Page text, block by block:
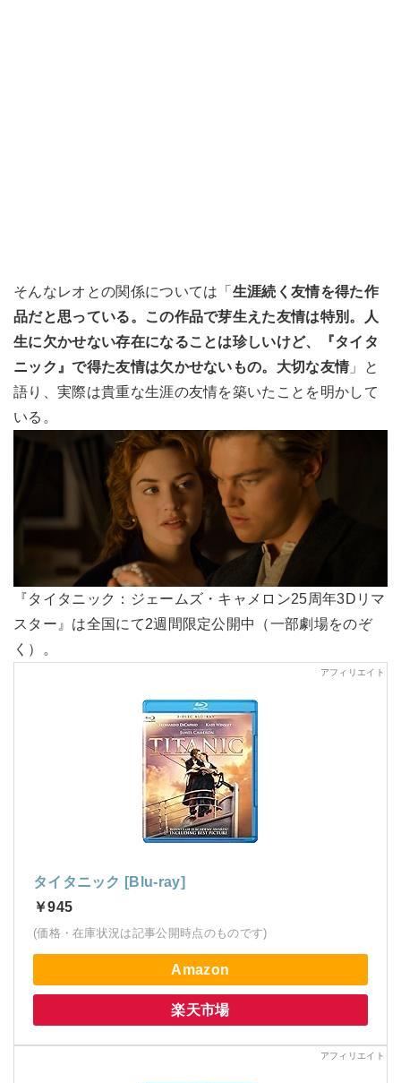
そんなレオとの関係については「 生涯続く友情を得た作
品だと思っている。この作品で芽生えた友情は特別。人
生に欠かせない存在になることは珍しいけど、『タイタ
ニック』で得た友情は欠かせないもの。大切な友情」と
語り、実際は貴重な生涯の友情を築いたことを明かして
いる。
『タイタニック：ジェームズ・キャメロン25周年3Dリマ
スター』は全国にて2週間限定公開中（一部劇場をのぞ
く）。
タイタニック [Blu-ray]
￥945
(価格・在庫状況は記事公開時点のものです)
Amazon
楽天市場